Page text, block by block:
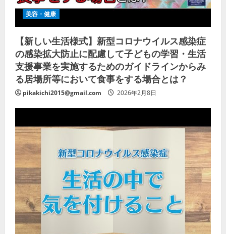
美容・健康
【新しい生活様式】新型コロナウイルス感染症
の感染拡大防止に配慮して子どもの学習・生活
支援事業を実施するためのガイドラインからみ
る居場所等において食事をする場合とは？
pikakichi2015@gmail.com 2026年2月8日